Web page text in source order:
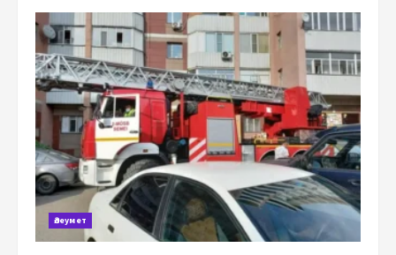
Әлеумет